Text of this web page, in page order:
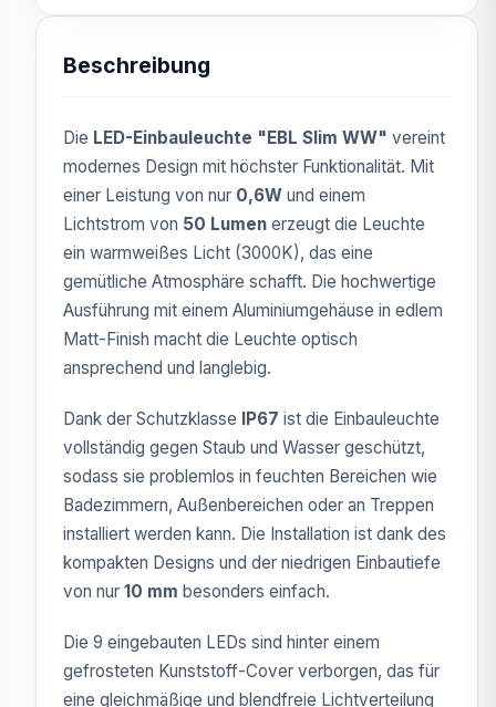
Beschreibung
Die LED-Einbauleuchte "EBL Slim WW" vereint
modernes Design mit höchster Funktionalität. Mit
einer Leistung von nur 0,6W und einem
Lichtstrom von 50 Lumen erzeugt die Leuchte
ein warmweißes Licht (3000K), das eine
gemütliche Atmosphäre schafft. Die hochwertige
Ausführung mit einem Aluminiumgehäuse in edlem
Matt-Finish macht die Leuchte optisch
ansprechend und langlebig.
Dank der Schutzklasse IP67 ist die Einbauleuchte
vollständig gegen Staub und Wasser geschützt,
sodass sie problemlos in feuchten Bereichen wie
Badezimmern, Außenbereichen oder an Treppen
installiert werden kann. Die Installation ist dank des
kompakten Designs und der niedrigen Einbautiefe
von nur 10 mm besonders einfach.
Die 9 eingebauten LEDs sind hinter einem
gefrosteten Kunststoff-Cover verborgen, das für
eine gleichmäßige und blendfreie Lichtverteilung